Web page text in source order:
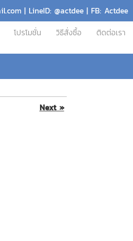
| LineID: @actdee | FB: Actdee
โปรโมชั่น วิธีสั่งซื้อ ติดต่อเรา
Next »